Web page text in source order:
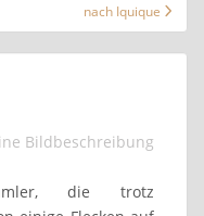
nach Iquique
die trotz